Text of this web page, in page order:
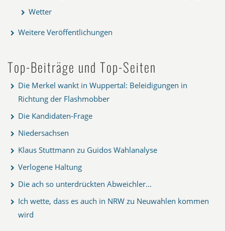
Wetter
Weitere Veröffentlichungen
Top-Beiträge und Top-Seiten
Die Merkel wankt in Wuppertal: Beleidigungen in
Richtung der Flashmobber
Die Kandidaten-Frage
Niedersachsen
Klaus Stuttmann zu Guidos Wahlanalyse
Verlogene Haltung
Die ach so unterdrückten Abweichler...
Ich wette, dass es auch in NRW zu Neuwahlen kommen
wird